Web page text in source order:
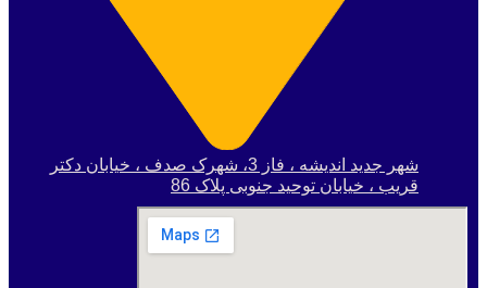
شهر جدید اندیشه ، فاز 3، شهرک صدف ، خیابان دکتر
قریب ، خیابان توحید جنوبی پلاک 86